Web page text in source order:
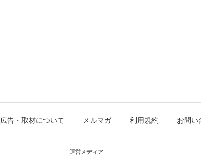
広告・取材について メルマガ 利用規約 お問い
運営メディア